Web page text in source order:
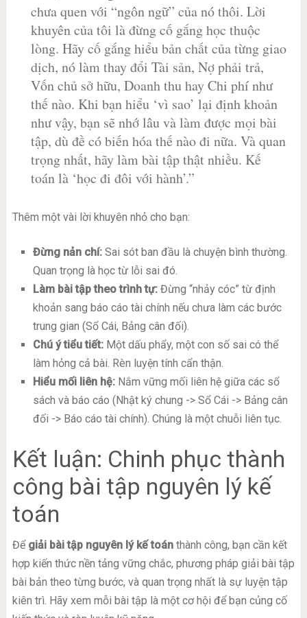
chưa quen với “ngôn ngữ” của nó thôi. Lời
khuyên của tôi là đừng cố gắng học thuộc
lòng. Hãy cố gắng hiểu bản chất của từng giao
dịch, nó làm thay đổi Tài sản, Nợ phải trả,
Vốn chủ sở hữu, Doanh thu hay Chi phí như
thế nào. Khi bạn hiểu ‘vì sao’ lại định khoản
như vậy, bạn sẽ nhớ lâu và làm được mọi bài
tập, dù đề có biến hóa thế nào đi nữa. Và quan
trọng nhất, hãy làm bài tập thật nhiều. Kế
toán là ‘học đi đôi với hành’.”
Thêm một vài lời khuyên nhỏ cho bạn:
Đừng nản chí:Sai sót ban đầu là chuyện bình thường.
Quan trọng là học từ lỗi sai đó.
Làm bài tập theo trình tự:Đừng “nhảy cóc” từ định
khoản sang báo cáo tài chính nếu chưa làm các bước
trung gian (Sổ Cái, Bảng cân đối).
Chú ý tiểu tiết:Một dấu phẩy, một con số sai có thể
làm hỏng cả bài. Rèn luyện tính cẩn thận.
Hiểu mối liên hệ:Nắm vững mối liên hệ giữa các sổ
sách và báo cáo (Nhật ký chung -> Sổ Cái -> Bảng cân
đối -> Báo cáo tài chính). Chúng là một chuỗi liên tục.
Kết luận: Chinh phục thành
công bài tập nguyên lý kế
toán
Để giải bài tập nguyên lý kế toánthành công, bạn cần kết
hợp kiến thức nền tảng vững chắc, phương pháp giải bài tập
bài bản theo từng bước, và quan trọng nhất là sự luyện tập
kiên trì. Hãy xem mỗi bài tập là một cơ hội để bạn củng cố